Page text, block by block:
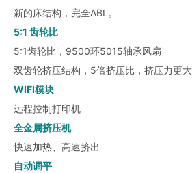
新的床结构，完全ABL。
5:1 齿轮比
5:1齿轮比，9500环5015轴承风扇
双齿轮挤压结构，5倍挤压比，挤压力更大
WIFI模块
远程控制打印机
全金属挤压机
快速加热、高速挤出
自动调平